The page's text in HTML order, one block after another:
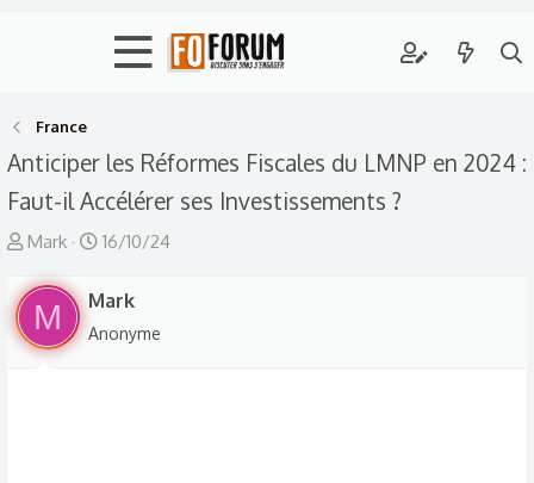
France
Anticiper les Réformes Fiscales du LMNP en 2024 :
Faut-il Accélérer ses Investissements ?
A
t
e
u
Mark
D
t
e
16/10/24
M Mark
Anonyme